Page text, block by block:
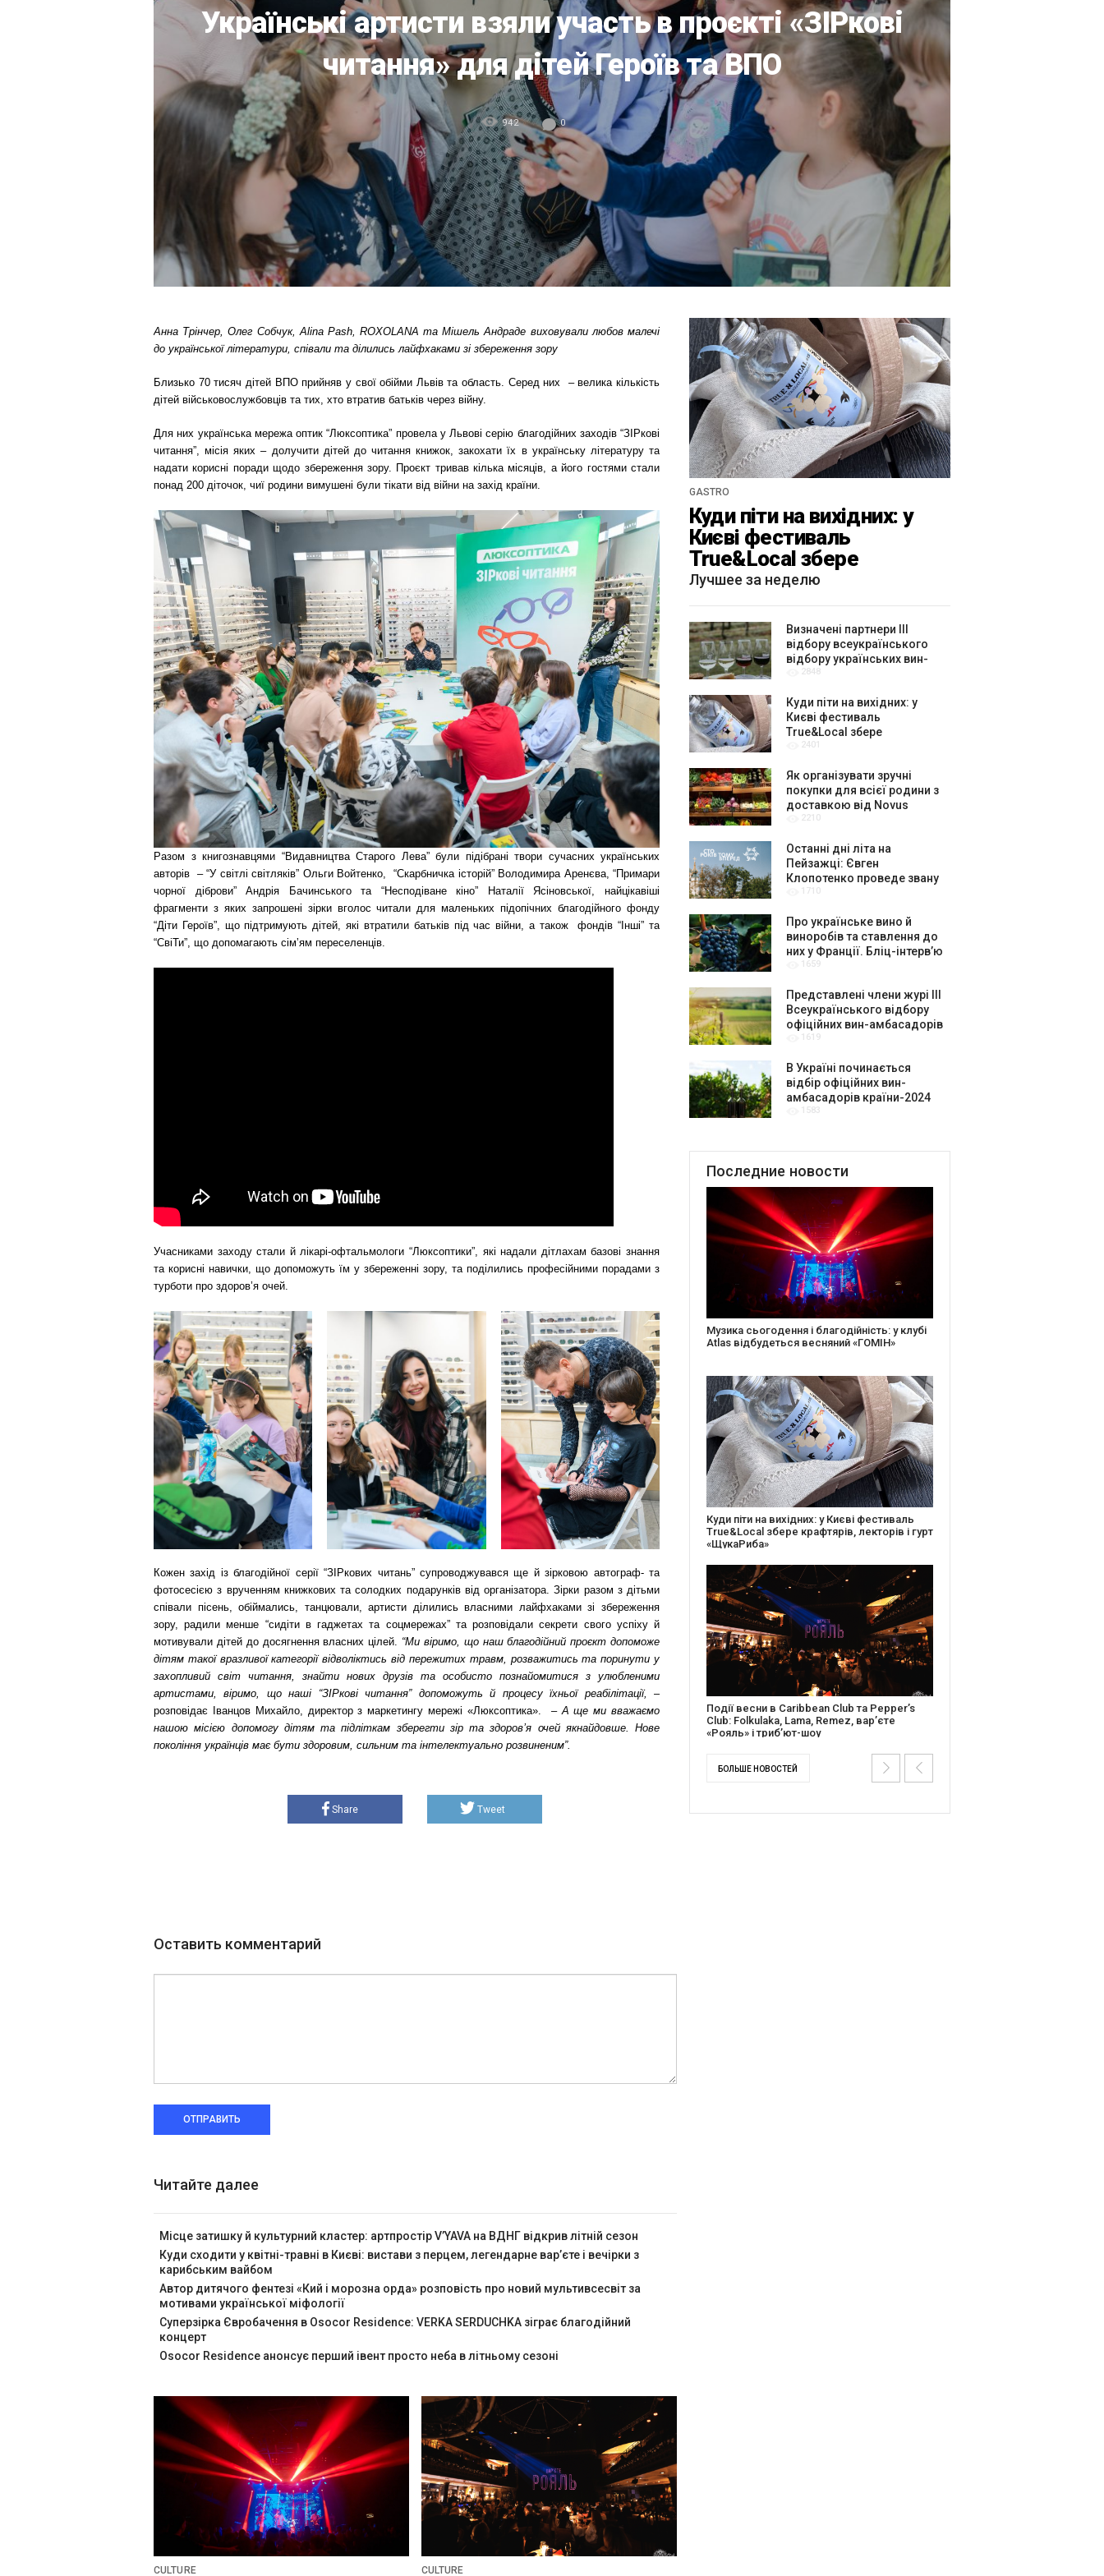
Українські артисти взяли участь в проєкті «ЗІРкові
читання» для дітей Героїв та ВПО
942 0
Анна Трінчер, Олег Собчук, Alina Pash, ROXOLANA та Мішель Андраде виховували любов малечі
до української літератури, співали та ділились лайфхаками зі збереження зору
Близько 70 тисяч дітей ВПО прийняв у свої обійми Львів та область. Серед них – велика кількість
дітей військовослужбовців та тих, хто втратив батьків через війну.
Для них українська мережа оптик “Люксоптика” провела у Львові серію благодійних заходів “ЗІРкові
читання”, місія яких – долучити дітей до читання книжок, закохати їх в українську літературу та
надати корисні поради щодо збереження зору. Проєкт тривав кілька місяців, а його гостями стали
понад 200 діточок, чиї родини вимушені були тікати від війни на захід країни.
Разом з книгознавцями “Видавництва Старого Лева” були підібрані твори сучасних українських
авторів – “У світлі світляків” Ольги Войтенко, “Скарбничка історій” Володимира Аренєва, “Примари
чорної діброви” Андрія Бачинського та “Несподіване кіно” Наталії Ясіновської, найцікавіші
фрагменти з яких запрошені зірки вголос читали для маленьких підопічних благодійного фонду
“Діти Героїв”, що підтримують дітей, які втратили батьків під час війни, а також фондів “Інші” та
“СвіТи”, що допомагають сімʼям переселенців.
Учасниками заходу стали й лікарі-офтальмологи “Люксоптики”, які надали дітлахам базові знання
та корисні навички, що допоможуть їм у збереженні зору, та поділились професійними порадами з
турботи про здоров’я очей.
Кожен захід із благодійної серії “ЗІРкових читань” супроводжувався ще й зірковою автограф- та
фотосесією з врученням книжкових та солодких подарунків від організатора. Зірки разом з дітьми
співали пісень, обіймались, танцювали, артисти ділились власними лайфхаками зі збереження
зору, радили менше “сидіти в гаджетах та соцмережах” та розповідали секрети свого успіху й
мотивували дітей до досягнення власних цілей. “Ми віримо, що наш благодійний проєкт допоможе
дітям такої вразливої категорії відволіктись від пережитих травм, розважитись та поринути у
захопливий світ читання, знайти нових друзів та особисто познайомитися з улюбленими
артистами, віримо, що наші “ЗІРкові читання” допоможуть й процесу їхньої реабілітації, –
розповідає Іванцов Михайло, директор з маркетингу мережі «Люксоптика».
– А ще ми вважаємо
нашою місією допомогу дітям та підліткам зберегти зір та здоровʼя очей якнайдовше. Нове
покоління українців має бути здоровим, сильним та інтелектуально розвиненим”.
Share Tweet
Оставить комментарий
ОТПРАВИТЬ
Читайте далее
Місце затишку й культурний кластер: артпростір V’YAVA на ВДНГ відкрив літній сезон
Куди сходити у квітні-травні в Києві: вистави з перцем, легендарне вар’єте і вечірки з
карибським вайбом
Автор дитячого фентезі «Кий і морозна орда» розповість про новий мультивсесвіт за
мотивами української міфології
Суперзірка Євробачення в Osocor Residence: VERKA SERDUCHKA зіграє благодійний
концерт
Osocor Residence анонсує перший івент просто неба в літньому сезоні
CULTURE CULTURE
GASTRO
Куди піти на вихідних: у
Києві фестиваль
True&Local збере
крафтярів, лекторів і гурт
«ЩукаРиба»
Лучшее за неделю
Визначені партнери ІІІ
відбору всеукраїнського
відбору українських вин-
амбасадорів
2848
Куди піти на вихідних: у
Києві фестиваль
True&Local збере
крафтярів, лекторів і гурт
2401
Як організувати зручні
покупки для всієї родини з
доставкою від Novus
2210
Останні дні літа на
Пейзажці: Євген
Клопотенко проведе звану
вечерю присвячену Києву
1710
Про українське вино й
виноробів та ставлення до
них у Франції. Бліц-інтерв’ю
з керівниками музею вина
1659
Представлені члени журі ІІІ
Всеукраїнського відбору
офіційних вин-амбасадорів
України
1619
В Україні починається
відбір офіційних вин-
амбасадорів країни-2024
для центру культурної
1583
Последние новости
Створіть святкову листівку та допоможіть
стареньким: майстер-клас від БФ «Юлині
27 років музичної історії: Caribbean Club
відсвяткує День Народження серією
благодійних подій
Документальний фільм “Будинок “Слово”
англійською покажуть в країнах Європи,
Канаді та США
БОЛЬШЕ НОВОСТЕЙ